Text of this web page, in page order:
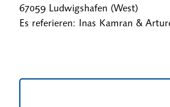
67059 Ludwigshafen (West)
Es referieren: Inas Kamran &